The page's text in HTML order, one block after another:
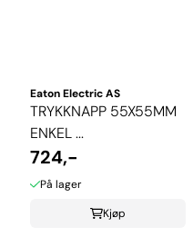
Eaton Electric AS
TRYKKNAPP 55X55MM
ENKEL ...
724,-
På lager
Kjøp